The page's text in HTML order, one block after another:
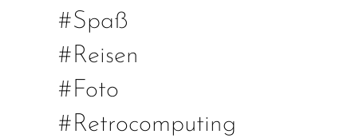
#Spaß
#Reisen
#Foto
#Retrocomputing